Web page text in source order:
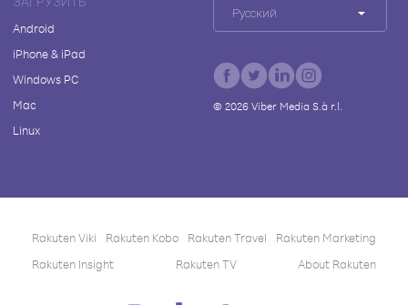
Android
iPhone & iPad
Windows PC
Mac
Linux
Русский
© 2026Viber Media S.à r.l.
Rakuten Viki Rakuten Kobo Rakuten Travel
Rakuten Marketing
Rakuten Insight
Rakuten TV About Rakuten